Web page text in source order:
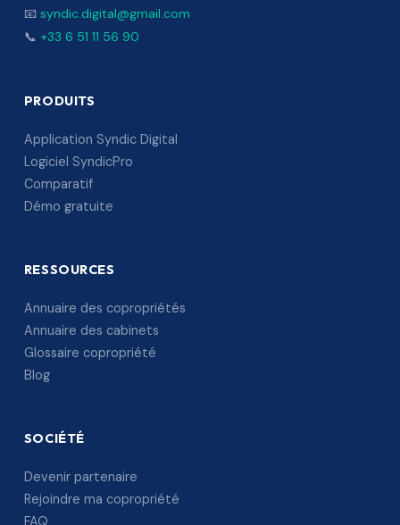
📧 syndic.digital@gmail.com
📞 +33 6 51 11 56 90
PRODUITS
Application Syndic Digital
Logiciel SyndicPro
Comparatif
Démo gratuite
RESSOURCES
Annuaire des copropriétés
Annuaire des cabinets
Glossaire copropriété
Blog
SOCIÉTÉ
Devenir partenaire
Rejoindre ma copropriété
FAQ